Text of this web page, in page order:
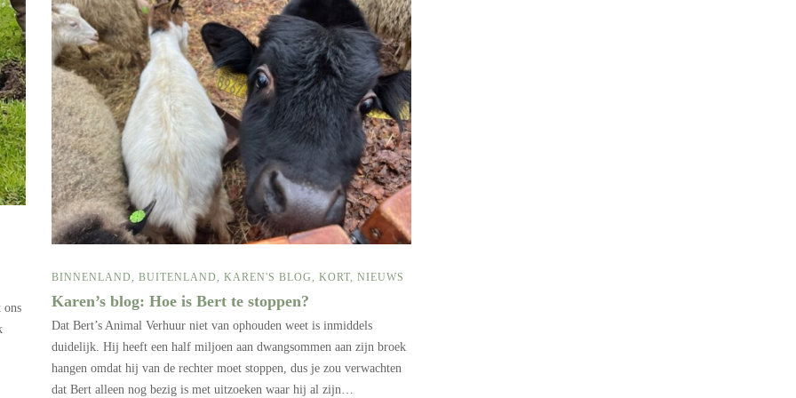
ons
BINNENLAND BUITENLAND KAREN'S BLOG KORT NIEUWS
Karen’s blog: Hoe is Bert te stoppen?
Dat Bert’s Animal Verhuur niet van ophouden weet is inmiddels
duidelijk. Hij heeft een half miljoen aan dwangsommen aan zijn broek
hangen omdat hij van de rechter moet stoppen, dus je zou verwachten
dat Bert alleen nog bezig is met uitzoeken waar hij al zijn…